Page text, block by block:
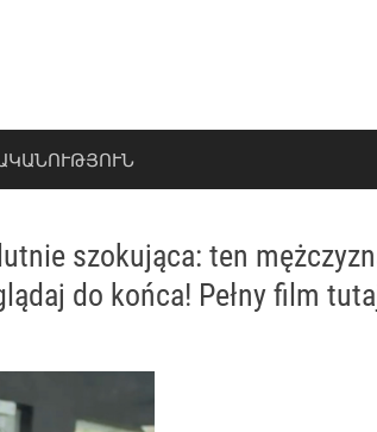
szokująca: ten
do końca! Pełny film